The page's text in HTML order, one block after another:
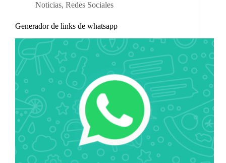
Noticias, Redes Sociales
Generador de links de whatsapp